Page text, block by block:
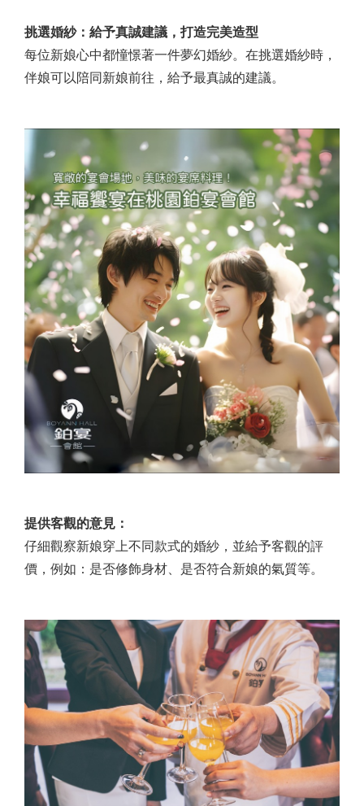
挑選婚紗：給予真誠建議，打造完美造型
每位新娘心中都憧憬著一件夢幻婚紗。在挑選婚紗時，
伴娘可以陪同新娘前往，給予最真誠的建議。
提供客觀的意見：
仔細觀察新娘穿上不同款式的婚紗，並給予客觀的評
價，例如：是否修飾身材、是否符合新娘的氣質等。